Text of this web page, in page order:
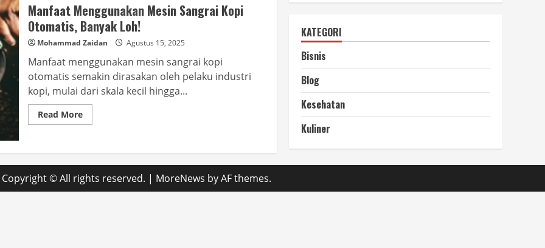
Manfaat Menggunakan Mesin Sangrai Kopi
Otomatis, Banyak Loh!
Mohammad Zaidan Agustus 15, 2025
Manfaat menggunakan mesin sangrai kopi
otomatis semakin dirasakan oleh pelaku industri
kopi, mulai dari skala kecil hingga...
Read MoreRead
more
Mesin
Sangrai
Kopi
Otomatis,
Banyak
KATEGORI
Bisnis
Blog
Kesehatan
Kuliner
Copyright © All rights reserved. | MoreNews by AF themes.